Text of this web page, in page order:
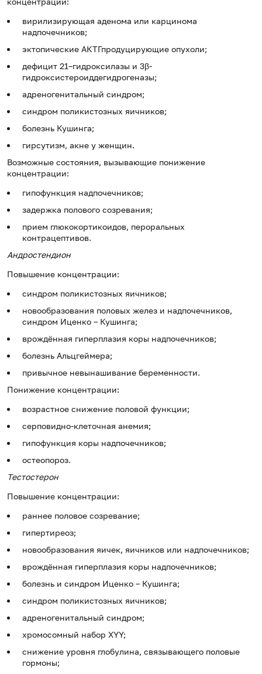
вирилизирующая аденома или карцинома
надпочечников;
эктопические АКТГпродуцирующие опухоли;
дефицит 21–гидроксилазы и 3β-
гидроксистероиддегидрогеназы;
адреногенитальный синдром;
синдром поликистозных яичников;
болезнь Кушинга;
гирсутизм, акне у женщин.
Возможные состояния, вызывающие понижение
концентрации:
гипофункция надпочечников;
задержка полового созревания;
прием глюкокортикоидов, пероральных
контрацептивов.
Андростендион
Повышение концентрации:
синдром поликистозных яичников;
новообразования половых желез и надпочечников,
синдром Иценко – Кушинга;
врождённая гиперплазия коры надпочечников;
болезнь Альцгеймера;
привычное невынашивание беременности.
Понижение концентрации:
возрастное снижение половой функции;
серповидно-клеточная анемия;
гипофункция коры надпочечников;
остеопороз.
Тестостерон
Повышение концентрации:
раннее половое созревание;
гипертиреоз;
новообразования яичек, яичников или надпочечников;
врождённая гиперплазия коры надпочечников;
болезнь и синдром Иценко – Кушинга;
синдром поликистозных яичников;
адреногенитальный синдром;
хромосомный набор XYY;
снижение уровня глобулина, связывающего половые
гормоны;